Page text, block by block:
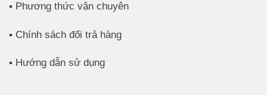
▪️ Phương thức vận chuyên
▪️ Chính sách đổi trả hàng
▪️ Hướng dẫn sử dụng